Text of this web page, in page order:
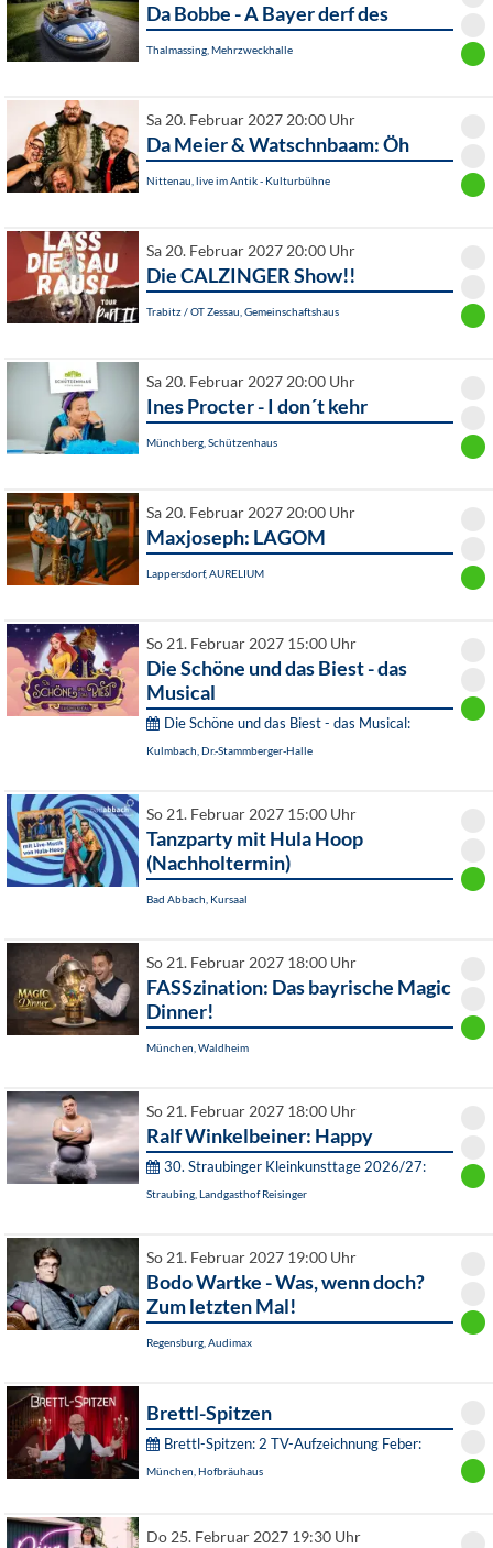
Da Bobbe - A Bayer derf des
Thalmassing, Mehrzweckhalle
Sa 20. Februar 2027 20:00 Uhr
Da Meier & Watschnbaam: Öh
Nittenau, live im Antik - Kulturbühne
Sa 20. Februar 2027 20:00 Uhr
Die CALZINGER Show!!
Trabitz / OT Zessau, Gemeinschaftshaus
Sa 20. Februar 2027 20:00 Uhr
Ines Procter - I don´t kehr
Münchberg, Schützenhaus
Sa 20. Februar 2027 20:00 Uhr
Maxjoseph: LAGOM
Lappersdorf, AURELIUM
So 21. Februar 2027 15:00 Uhr
Die Schöne und das Biest - das
Musical
Die Schöne und das Biest - das Musical:
Kulmbach, Dr.-Stammberger-Halle
So 21. Februar 2027 15:00 Uhr
Tanzparty mit Hula Hoop
(Nachholtermin)
Bad Abbach, Kursaal
So 21. Februar 2027 18:00 Uhr
FASSzination: Das bayrische Magic
Dinner!
München, Waldheim
So 21. Februar 2027 18:00 Uhr
Ralf Winkelbeiner: Happy
30. Straubinger Kleinkunsttage 2026/27:
Straubing, Landgasthof Reisinger
So 21. Februar 2027 19:00 Uhr
Bodo Wartke - Was, wenn doch?
Zum letzten Mal!
Regensburg, Audimax
Brettl-Spitzen
Brettl-Spitzen: 2 TV-Aufzeichnung Feber:
München, Hofbräuhaus
Do 25. Februar 2027 19:30 Uhr